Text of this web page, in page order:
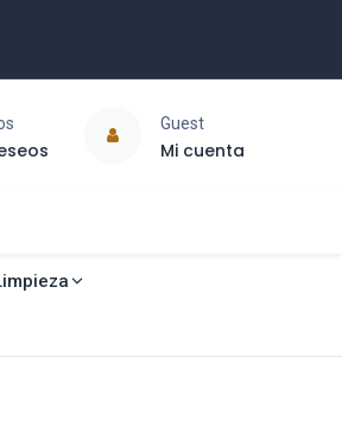
Guest
Mi cuenta